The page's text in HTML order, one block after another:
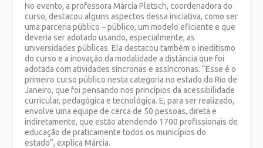
No evento, a professora Márcia Pletsch, coordenadora do
curso, destacou alguns aspectos dessa iniciativa, como ser
uma parceria público – público, um modelo eficiente e que
deveria ser adotado usando, especialmente, as
universidades públicas. Ela destacou também o ineditismo
do curso e a inovação da modalidade a distância que foi
adotada com atividades síncronas e assíncronas. “Esse é o
primeiro curso público nesta categoria no estado do Rio de
Janeiro, que foi pensando nos princípios da acessibilidade
curricular, pedagógica e tecnológica. E, para ser realizado,
envolve uma equipe de cerca de 50 pessoas, direta e
indiretamente, que estão atendendo 1700 profissionais de
educação de praticamente todos os municípios do
estado”, explica Márcia.